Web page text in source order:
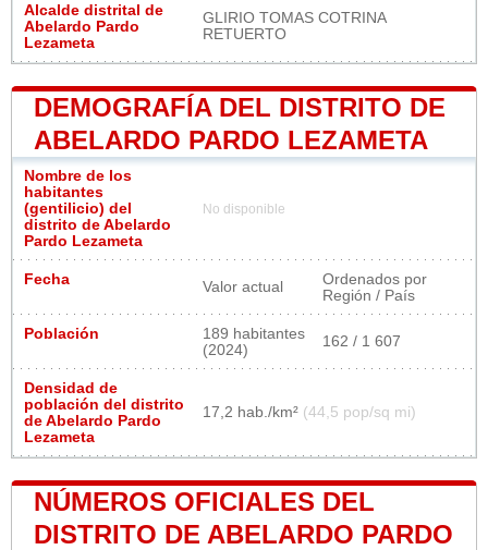
Alcalde distrital de
Abelardo Pardo
Lezameta
GLIRIO TOMAS COTRINA
RETUERTO
DEMOGRAFÍA DEL DISTRITO DE
ABELARDO PARDO LEZAMETA
Nombre de los
habitantes
(gentilicio) del
distrito de Abelardo
Pardo Lezameta
No disponible
Fecha Valor actual
Ordenados por
Región / País
Población
189 habitantes
(2024)
162 / 1 607
Densidad de
población del distrito
de Abelardo Pardo
Lezameta
17,2 hab./km² (44,5 pop/sq mi)
NÚMEROS OFICIALES DEL
DISTRITO DE ABELARDO PARDO